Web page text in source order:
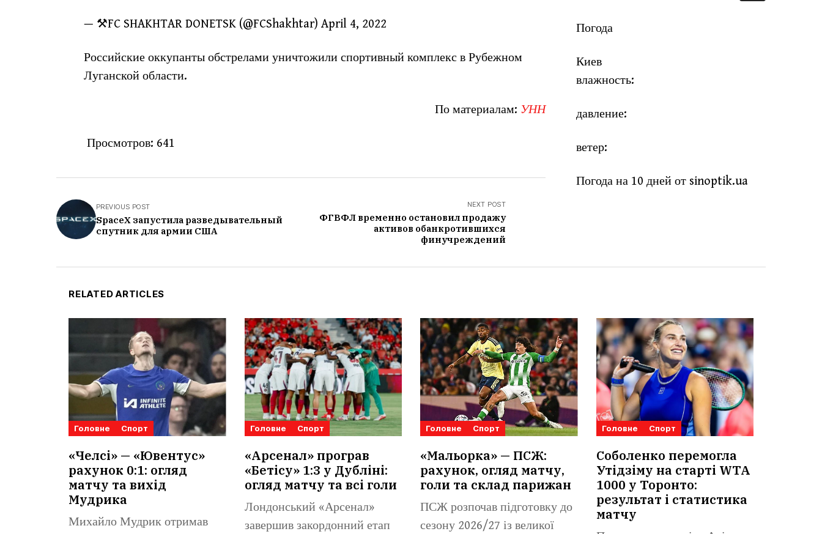
— ⚒FC SHAKHTAR DONETSK (@FCShakhtar) April 4, 2022
Российские оккупанты обстрелами уничтожили спортивный комплекс в Рубежном
Луганской области.
По материалам: УНН
Просмотров: 641
PREVIOUS POST
SpaceX запустила разведывательный
спутник для армии США
NEXT POST
ФГВФЛ временно остановил продажу
активов обанкротившихся
финучреждений
Погода
Киев
влажность:
давление:
ветер:
Погода на 10 дней от sinoptik.ua
RELATED ARTICLES
Головне Спорт
«Челсі» — «Ювентус»
рахунок 0:1: огляд
матчу та вихід
Мудрика
Михайло Мудрик отримав
Головне Спорт
«Арсенал» програв
«Бетісу» 1:3 у Дубліні:
огляд матчу та всі голи
Лондонський «Арсенал»
завершив закордонний етап
Головне Спорт
«Мальорка» — ПСЖ:
рахунок, огляд матчу,
голи та склад парижан
ПСЖ розпочав підготовку до
сезону 2026/27 із великої
Головне Спорт
Соболенко перемогла
Утідзіму на старті WTA
1000 у Торонто:
результат і статистика
матчу